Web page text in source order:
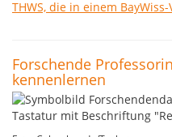
THWS, die in einem
Forschende
kennenlernen